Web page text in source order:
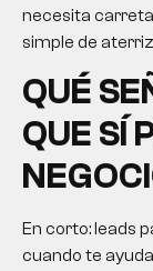
necesita
simple de
QUÉ
QUE SÍ
En corto:leads
cuando te